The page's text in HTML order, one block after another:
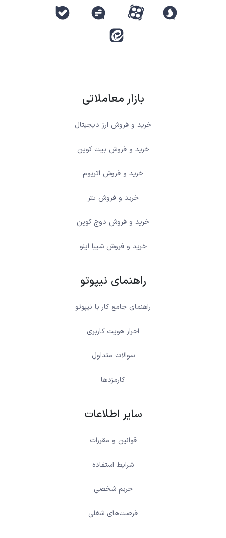
بازار معاملاتی
خرید و فروش ارز دیجیتال
خرید و فروش بیت کوین
خرید و فروش اتریوم
خرید و فروش تتر
خرید و فروش دوج کوین
خرید و فروش شیبا اینو
راهنمای نیپوتو
راهنمای جامع کار با نیپوتو
احراز هویت کاربری
سوالات متداول
کارمزدها
سایر اطلاعات
قوانین و مقررات
شرایط استفاده
حریم شخصی
فرصت‌های شغلی